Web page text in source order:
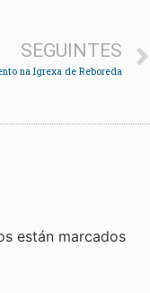
SEGUINTES
na Igrexa de Reboreda
están marcados